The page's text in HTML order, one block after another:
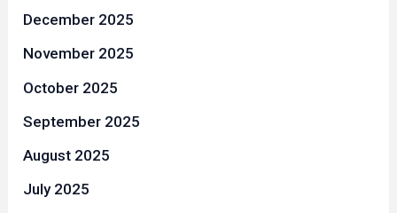
December 2025
November 2025
October 2025
September 2025
August 2025
July 2025